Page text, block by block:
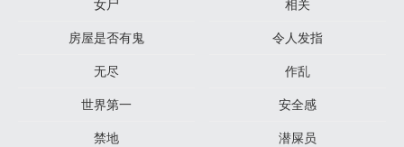
女尸
相关
房屋是否有鬼
令人发指
无尽
作乱
世界第一
安全感
禁地
潜屎员